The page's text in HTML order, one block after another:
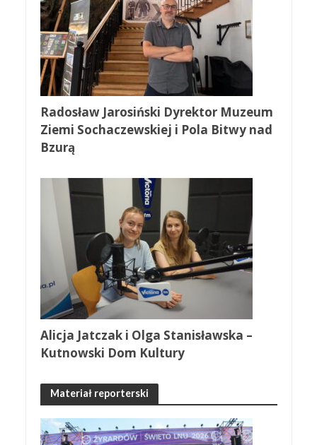
Radosław Jarosiński Dyrektor Muzeum
Ziemi Sochaczewskiej i Pola Bitwy nad
Bzurą
Alicja Jatczak i Olga Stanisławska –
Kutnowski Dom Kultury
Materiał reporterski